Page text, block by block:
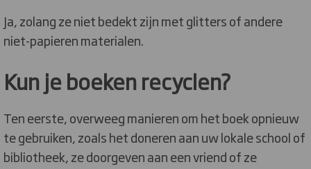
Ja, zolang ze niet bedekt zijn met glitters of andere
niet-papieren materialen.
Kun je boeken recyclen?
Ten eerste, overweeg manieren om het boek opnieuw
te gebruiken, zoals het doneren aan uw lokale school of
bibliotheek, ze doorgeven aan een vriend of ze